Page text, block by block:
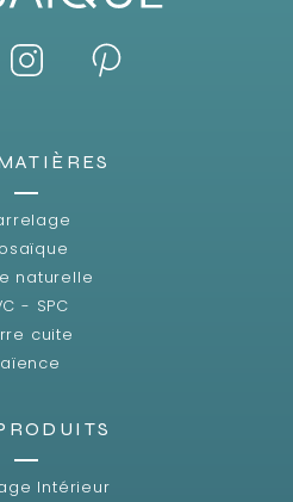
naturelle
- SPC
cuite
Intérieur